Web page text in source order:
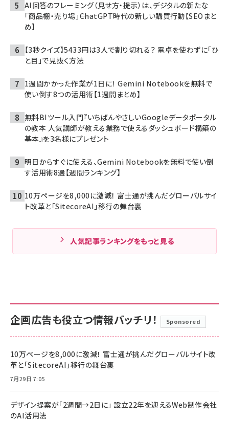
AI回答のフレーミング（見せ方・提示）は、デジタルの新たな
「商品棚・売り場」――ChatGPT時代の新しい購買行動【SEOまと
め】
【3秒クイズ】5433円は3人で割り切れる？ 電卓を使わずに「ひ
と目」で見抜く方法
1週間かかった作業が1日に！ Gemini Notebookを無料で
使い倒す8つの活用術【1週間まとめ】
無料BIツール入門『いちばんやさしいGoogleデータポータル
の教本 人気講師が教える業務で使えるダッシュボード構築の
基本』を3名様にプレゼント
明日からすぐに使える、Gemini Notebookを無料で使い倒
す活用術8選【週間ランキング】
10万ページを8,000に激減！ 富士通が挑んだグローバルサイ
ト改革と「SitecoreAI」移行の舞台裏
人気記事ランキングをもっと見る
企画広告も役立つ情報バッチリ！ Sponsored
10万ページを8,000に激減！ 富士通が挑んだグローバルサイト改
革と「SitecoreAI」移行の舞台裏
7月29日 7:05
デザイン提案が「2週間→2日に」 設立22年を迎えるWeb制作会社
のAI活用法